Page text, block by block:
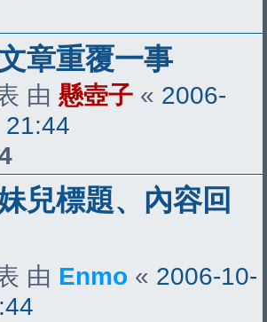
章重覆一事
由 懸壺子 « 2006-
21:44
兒標題、內容回
由 Enmo « 2006-10-